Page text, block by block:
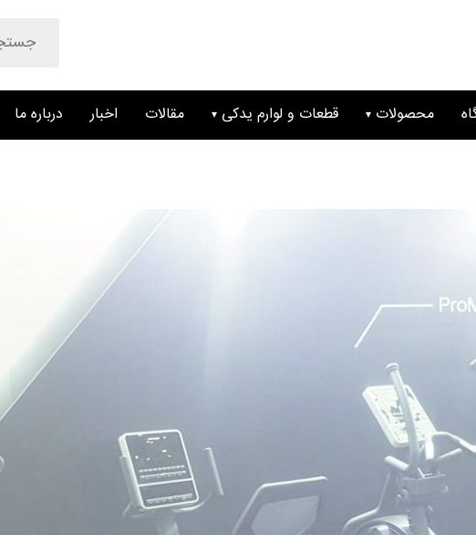
search
محصولات قطعات و لوارم یدکی مقالات اخبار درباره ما